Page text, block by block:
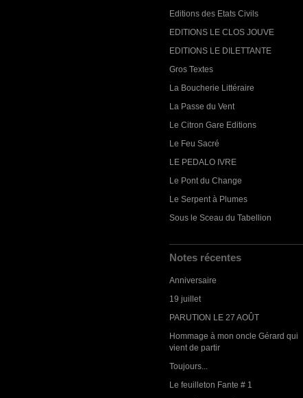
Editions des Etats Civils
EDITIONS LE CLOS JOUVE
EDITIONS LE DILETTANTE
Gros Textes
La Boucherie Littéraire
La Passe du Vent
Le Citron Gare Editions
Le Feu Sacré
LE PEDALO IVRE
Le Pont du Change
Le Serpent à Plumes
Sous le Sceau du Tabellion
Notes récentes
Anniversaire
19 juillet
PARUTION LE 27 AOÛT
Hommage à mon oncle Gérard qui
vient de partir
Toujours...
Le feuilleton Fante # 1